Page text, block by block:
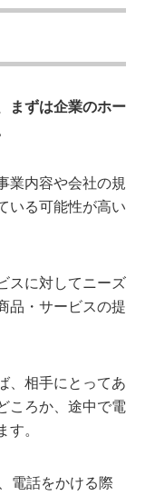
まずは企業のホー
業内容や会社の規
いる可能性が高い
スに対してニーズ
品・サービスの提
、相手にとってあ
ころか、途中で電
す。
電話をかける際